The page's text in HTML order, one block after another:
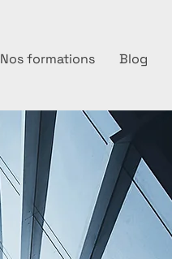
Nos formations Blog